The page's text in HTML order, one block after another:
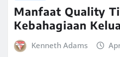
Manfaat Quality
Kebahagiaan
Kenneth Adams